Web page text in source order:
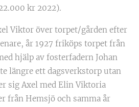
kr 2022).
Viktor över torpet/gården efter
år 1927 friköps torpet från
hjälp av fosterfadern Johan
längre ett dagsverkstorp utan
sig Axel med Elin Viktoria
från Hemsjö och samma år